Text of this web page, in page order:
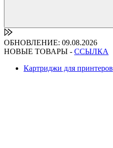
ОБНОВЛЕНИЕ: 09.08.2026
НОВЫЕ ТОВАРЫ - ССЫЛКА
Картриджи для принтеров